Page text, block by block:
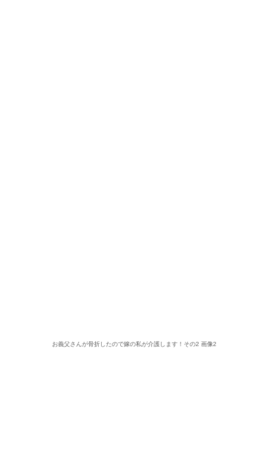
お義父さんが骨折したので嫁の私が介護します！その2 画像2